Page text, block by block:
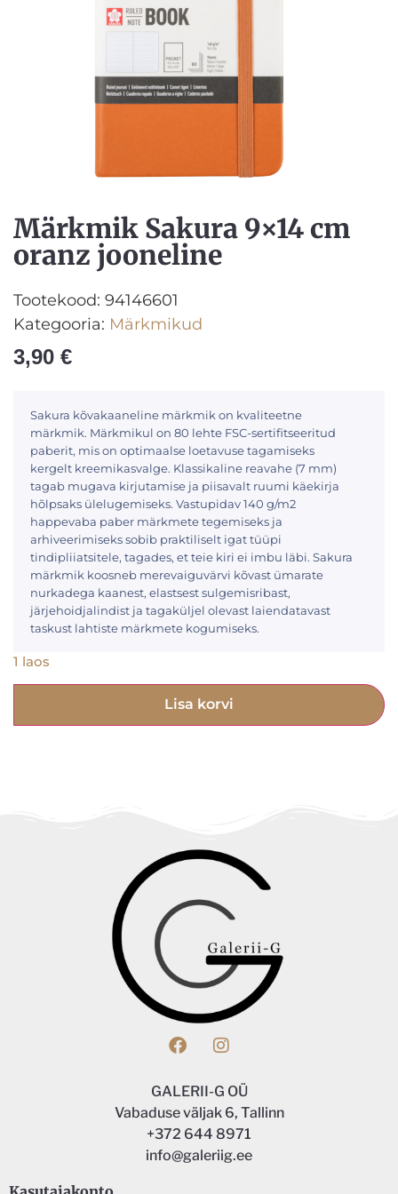
Märkmik Sakura 9×14 cm
oranz jooneline
Tootekood: 94146601
Kategooria: Märkmikud
3,90 €
Sakura kõvakaaneline märkmik on kvaliteetne
märkmik. Märkmikul on 80 lehte FSC-sertifitseeritud
paberit, mis on optimaalse loetavuse tagamiseks
kergelt kreemikasvalge. Klassikaline reavahe (7 mm)
tagab mugava kirjutamise ja piisavalt ruumi käekirja
hõlpsaks ülelugemiseks. Vastupidav 140 g/m2
happevaba paber märkmete tegemiseks ja
arhiveerimiseks sobib praktiliselt igat tüüpi
tindipliiatsitele, tagades, et teie kiri ei imbu läbi. Sakura
märkmik koosneb merevaiguvärvi kõvast ümarate
nurkadega kaanest, elastsest sulgemisribast,
järjehoidjalindist ja tagaküljel olevast laiendatavast
taskust lahtiste märkmete kogumiseks.
1 laos
Lisa korvi
GALERII-G OÜ
Vabaduse väljak 6, Tallinn
+372 644 8971
info@galeriig.ee